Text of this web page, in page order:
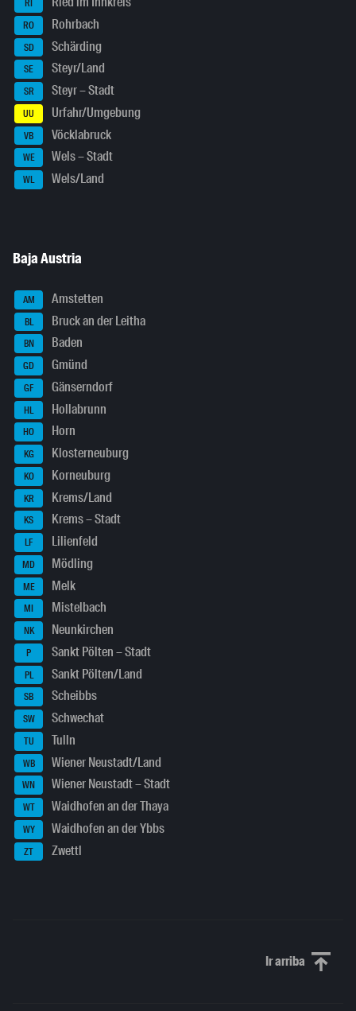
RI
RO Rohrbach
SD Schärding
SE Steyr/Land
SR Steyr – Stadt
UU Urfahr/Umgebung
VB Vöcklabruck
WE Wels – Stadt
WL Wels/Land
Baja Austria
AM Amstetten
BL Bruck an der Leitha
BN Baden
GD Gmünd
GF Gänserndorf
HL Hollabrunn
HO Horn
KG Klosterneuburg
KO Korneuburg
KR Krems/Land
KS Krems – Stadt
LF Lilienfeld
MD Mödling
ME Melk
MI Mistelbach
NK Neunkirchen
P Sankt Pölten – Stadt
PL Sankt Pölten/Land
SB Scheibbs
SW Schwechat
TU Tulln
WB Wiener Neustadt/Land
WN Wiener Neustadt – Stadt
WT Waidhofen an der Thaya
WY Waidhofen an der Ybbs
ZT Zwettl
Ir arribaScroll to